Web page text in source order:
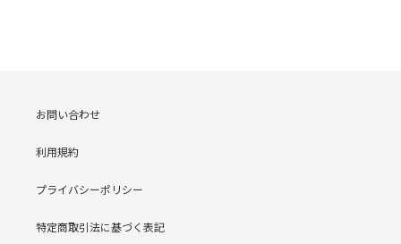
お問い合わせ
利用規約
プライバシーポリシー
特定商取引法に基づく表記